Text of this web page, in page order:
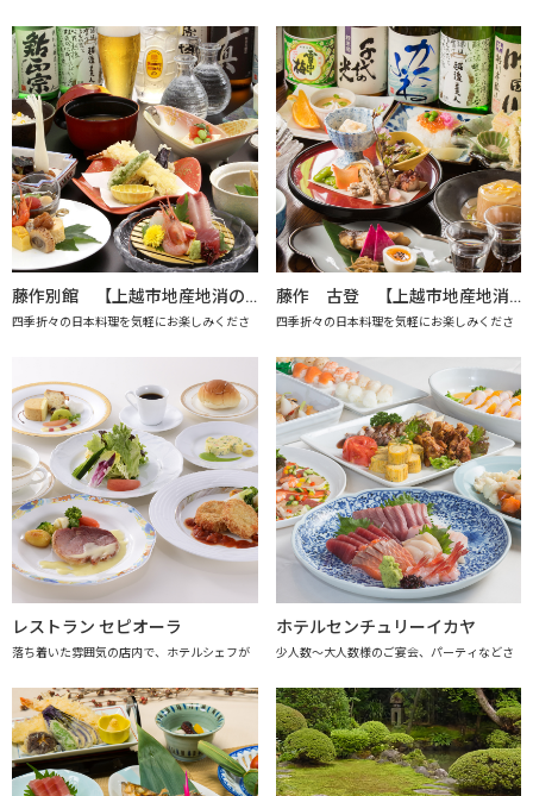
藤作別館 【上越市地産地消の店認定店】
四季折々の日本料理を気軽にお楽しみくださ
藤作 古登 【上越市地産地消の店認定店】
四季折々の日本料理を気軽にお楽しみくださ
レストラン セピオーラ
落ち着いた雰囲気の店内で、ホテルシェフが
ホテルセンチュリーイカヤ
少人数～大人数様のご宴会、パーティなどさ